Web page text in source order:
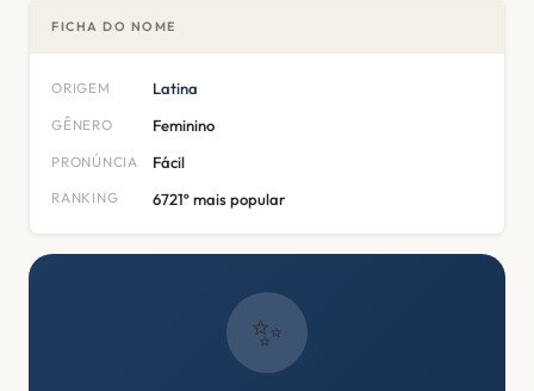
FICHA DO NOME
ORIGEM Latina
GÊNERO Feminino
PRONÚNCIA Fácil
RANKING 6721º mais popular
✨